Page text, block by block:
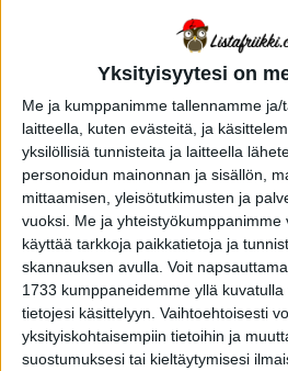
Yksityisyytesi on
Me ja kumppanimme tallennamme ja/
laitteella, kuten evästeitä, ja
yksilöllisiä tunnisteita ja laitteella
personoidun mainonnan ja sisällön,
mittaamisen, yleisötutkimusten ja
vuoksi. Me ja
käyttää tarkkoja paikkatietoja ja
skannauksen avulla. Voit
1733 kumppaneidemme yllä
tietojesi käsittelyyn. Vaihtoehtoisesti
yksityiskohtaisempiin tietoihin ja
suostumuksesi tai kieltäytymisesi
MIKÄ LISTAFRIIKKI?
HALUATKO